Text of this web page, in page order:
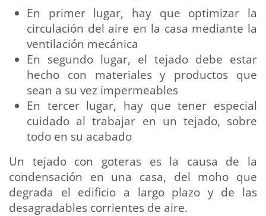
En primer lugar, hay que optimizar la
circulación del aire en la casa mediante la
ventilación mecánica
En segundo lugar, el tejado debe estar
hecho con materiales y productos que
sean a su vez impermeables
En tercer lugar, hay que tener especial
cuidado al trabajar en un tejado, sobre
todo en su acabado
Un tejado con goteras es la causa de la
condensación en una casa, del moho que
degrada el edificio a largo plazo y de las
desagradables corrientes de aire.